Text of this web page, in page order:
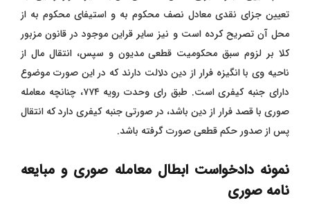
تعیین جزای نقدی معادل نصف محکوم به و استیفای محکوم به از
محل آن تصریح کرده است و نیز سایر قراین موجود در قانون مزبور
کلا بر لزوم سبق محکومیت قطعی مدیون و سپس، انتقال مال از
ناحیه وی با انگیزه فرار از دین دلالت دارند که در این صورت موضوع
دارای جنبه کیفری است. طبق رای وحدت رویه ۷۷۴، چنانچه معامله
صوری با قصد فرار از دین باشد، در صورتی جنبه کیفری دارد که انتقال
پس از صدور حکم قطعی صورت گرفته باشد.
نمونه دادخواست ابطال معامله صوری و مبایعه
نامه صوری